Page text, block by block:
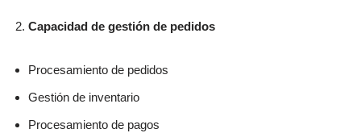
Capacidad de gestión de pedidos
Procesamiento de pedidos
Gestión de inventario
Procesamiento de pagos